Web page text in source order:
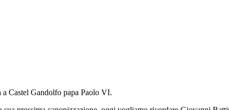
Castel Gandolfo papa Paolo VI.